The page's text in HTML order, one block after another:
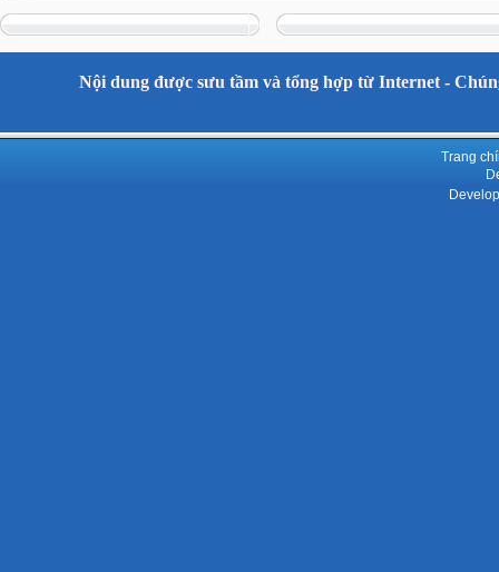
Nội dung được sưu tầm và tổng hợp từ Internet -
Trang